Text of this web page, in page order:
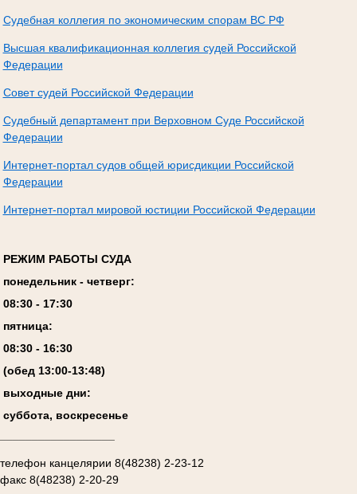
Судебная коллегия по экономическим спорам ВС РФ
Высшая квалификационная коллегия судей Российской
Федерации
Совет судей Российской Федерации
Судебный департамент при Верховном Суде Российской
Федерации
Интернет-портал судов общей юрисдикции Российской
Федерации
Интернет-портал мировой юстиции Российской Федерации
РЕЖИМ РАБОТЫ СУДА
понедельник - четверг:
08:30 - 17:30
пятница:
08:30 - 16:30
(обед 13:00-13:48)
выходные дни:
суббота, воскресенье
телефон канцелярии 8(48238) 2-23-12
факс 8(48238) 2-20-29